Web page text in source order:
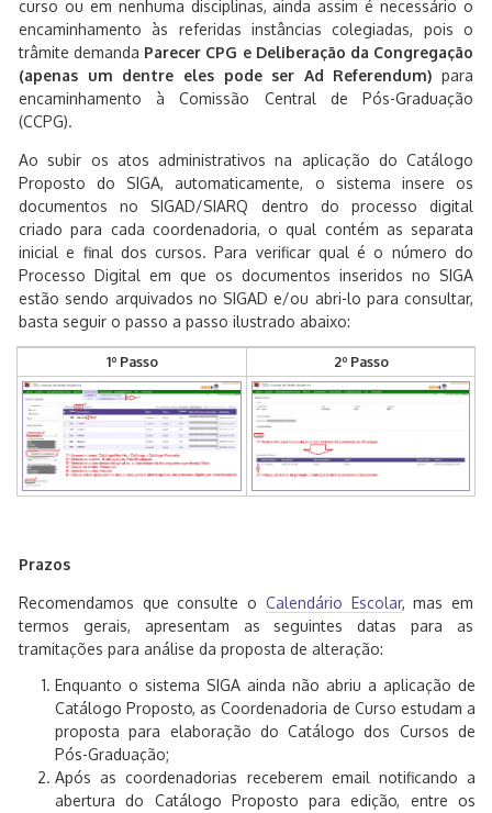
curso ou em nenhuma disciplinas, ainda assim é necessário o
encaminhamento às referidas instâncias colegiadas, pois o
trâmite demanda Parecer CPG e Deliberação da Congregação
(apenas um dentre eles pode ser Ad Referendum) para
encaminhamento à Comissão Central de Pós-Graduação
(CCPG).
Ao subir os atos administrativos na aplicação do Catálogo
Proposto do SIGA, automaticamente, o sistema insere os
documentos no SIGAD/SIARQ dentro do processo digital
criado para cada coordenadoria, o qual contém as separata
inicial e final dos cursos. Para verificar qual é o número do
Processo Digital em que os documentos inseridos no SIGA
estão sendo arquivados no SIGAD e/ou abri-lo para consultar,
basta seguir o passo a passo ilustrado abaixo:
1º Passo 2º Passo
Prazos
Recomendamos que consulte o Calendário Escolar, mas em
termos gerais, apresentam as seguintes datas para as
tramitações para análise da proposta de alteração:
Enquanto o sistema SIGA ainda não abriu a aplicação de
Catálogo Proposto, as Coordenadoria de Curso estudam a
proposta para elaboração do Catálogo dos Cursos de
Pós-Graduação;
Após as coordenadorias receberem email notificando a
abertura do Catálogo Proposto para edição, entre os